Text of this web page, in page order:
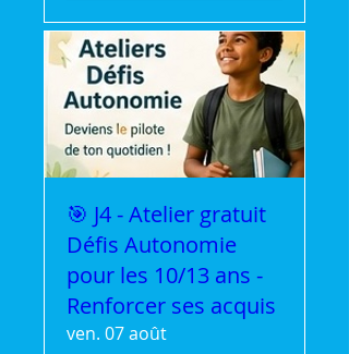
🎯 J4 - Atelier gratuit
Défis Autonomie
pour les 10/13 ans -
Renforcer ses acquis
ven. 07 août